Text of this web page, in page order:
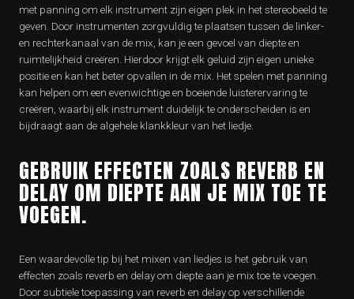
met panning om elk instrument zijn eigen plek in het stereobeeld te
geven. Door instrumenten zorgvuldig te plaatsen tussen de linker-
en rechterkanaal van de mix, kan je een gevoel van diepte en
ruimtelijkheid creëren. Hierdoor krijgt elk geluid zijn eigen unieke
positie en kan het beter opvallen in de mix. Het spelen met panning
kan helpen om een evenwichtige en boeiende luisterervaring te
creëren, waarbij elk instrument duidelijk te onderscheiden is en
bijdraagt aan de algehele klankkleur van het liedje.
GEBRUIK EFFECTEN ZOALS REVERB EN
DELAY OM DIEPTE AAN JE MIX TOE TE
VOEGEN.
Een waardevolle tip bij het mixen van liedjes is het gebruik van
effecten zoals reverb en delay om diepte aan je mix toe te voegen.
Door subtiele toepassing van reverb en delay op verschillende